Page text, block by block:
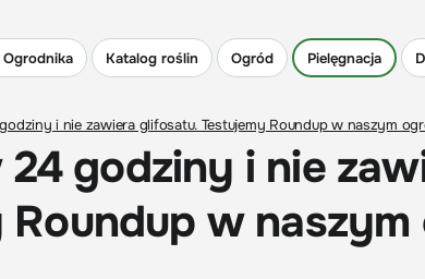
Ogrodnika Katalog roślin Ogród Pielęgnacja
i nie zawiera glifosatu. Testujemy Roundup w naszym
godziny i nie
w